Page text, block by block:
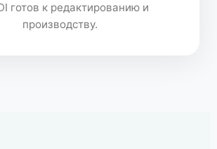
готов к редактированию и
производству.